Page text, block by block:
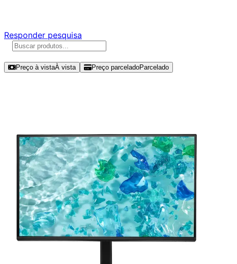
Responder pesquisa
Preço à vistaÀ vista Preço parceladoParcelado